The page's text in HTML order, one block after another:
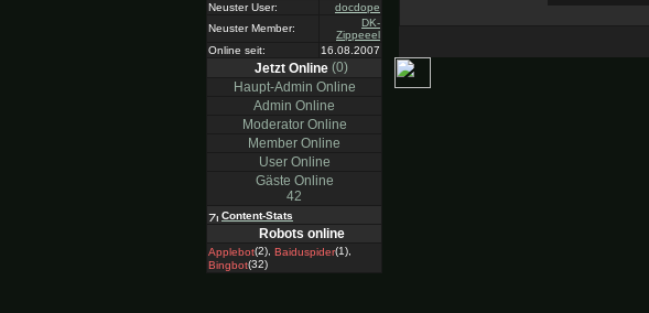
Neuster User:
docdope
Neuster Member:
DK-
Zippeeel
Online seit:
16.08.2007
Jetzt Online (0)
Haupt-Admin Online
Admin Online
Moderator Online
Member Online
User Online
Gäste Online
42
Content-Stats
Robots online
Applebot(2), Baiduspider(1),
Bingbot(32)